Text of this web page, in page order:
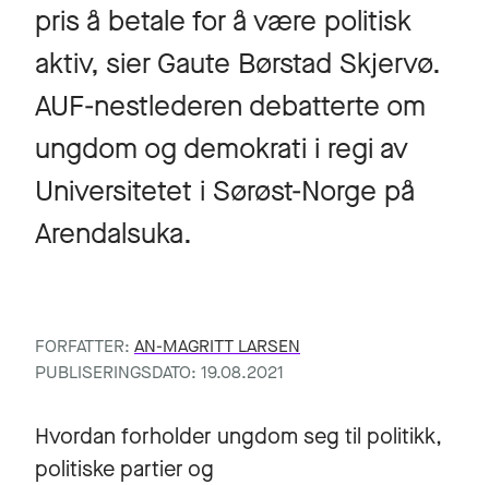
pris å betale for å være politisk
aktiv, sier Gaute Børstad Skjervø.
AUF-nestlederen debatterte om
ungdom og demokrati i regi av
Universitetet i Sørøst-Norge på
Arendalsuka.
FORFATTER: AN-MAGRITT LARSEN
PUBLISERINGSDATO: 19.08.2021
Hvordan forholder ungdom seg til politikk,
politiske partier og